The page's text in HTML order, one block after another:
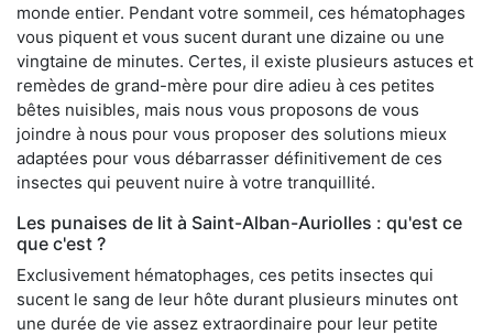
monde entier. Pendant votre sommeil, ces hématophages
vous piquent et vous sucent durant une dizaine ou une
vingtaine de minutes. Certes, il existe plusieurs astuces et
remèdes de grand-mère pour dire adieu à ces petites
bêtes nuisibles, mais nous vous proposons de vous
joindre à nous pour vous proposer des solutions mieux
adaptées pour vous débarrasser définitivement de ces
insectes qui peuvent nuire à votre tranquillité.
Les punaises de lit à Saint-Alban-Auriolles : qu'est ce
que c'est ?
Exclusivement hématophages, ces petits insectes qui
sucent le sang de leur hôte durant plusieurs minutes ont
une durée de vie assez extraordinaire pour leur petite